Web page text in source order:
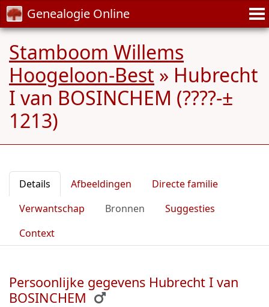
Genealogie Online
Stamboom Willems
Hoogeloon-Best » Hubrecht
I van BOSINCHEM (????-±
1213)
Details Afbeeldingen
Directe familie
Verwantschap
Bronnen
Suggesties
Context
Persoonlijke gegevens Hubrecht I van
BOSINCHEM